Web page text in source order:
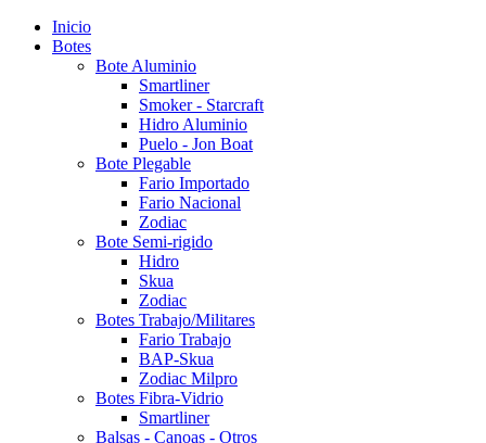
Inicio
Botes
Bote Aluminio
Smartliner
Smoker - Starcraft
Hidro Aluminio
Puelo - Jon Boat
Bote Plegable
Fario Importado
Fario Nacional
Zodiac
Bote Semi-rigido
Hidro
Skua
Zodiac
Botes Trabajo/Militares
Fario Trabajo
BAP-Skua
Zodiac Milpro
Botes Fibra-Vidrio
Smartliner
Balsas - Canoas - Otros